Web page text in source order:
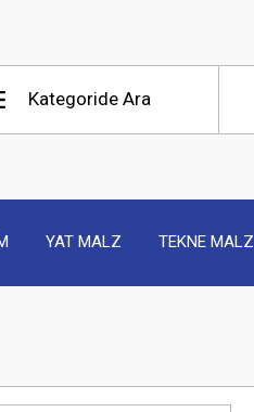
YAT MALZ TEKNE MALZ